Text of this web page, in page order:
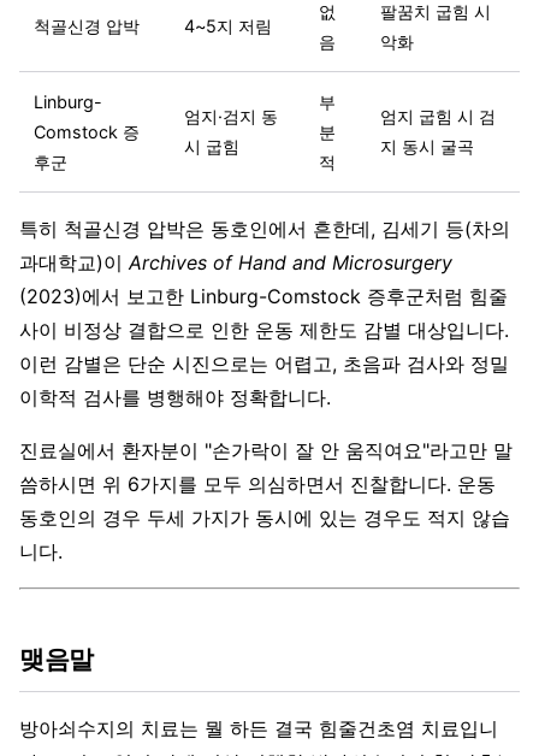
척골신경 압박 4~5지 저림
없
음
팔꿈치 굽힘 시
악화
Linburg-
Comstock 증
후군
엄지·검지 동
시 굽힘
부
분
적
엄지 굽힘 시 검
지 동시 굴곡
특히 척골신경 압박은 동호인에서 흔한데, 김세기 등(차의
과대학교)이Archives of Hand and Microsurgery
(2023)에서 보고한 Linburg-Comstock 증후군처럼 힘줄
사이 비정상 결합으로 인한 운동 제한도 감별 대상입니다.
이런 감별은 단순 시진으로는 어렵고, 초음파 검사와 정밀
이학적 검사를 병행해야 정확합니다.
진료실에서 환자분이 "손가락이 잘 안 움직여요"라고만 말
씀하시면 위 6가지를 모두 의심하면서 진찰합니다. 운동
동호인의 경우 두세 가지가 동시에 있는 경우도 적지 않습
니다.
맺음말
방아쇠수지의 치료는 뭘 하든 결국 힘줄건초염 치료입니